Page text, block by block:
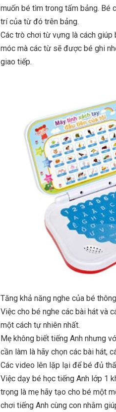
muốn bé tìm trong tấm bảng. Bé
trí của từ đó trên bảng.
Các trò chơi từ vựng là cách
móc mà các từ sẽ được bé ghi
giao tiếp.
Tăng khả năng nghe của bé
Việc cho bé nghe các bài hát và
một cách tự nhiên nhất.
Mẹ không biết tiếng Anh nhưng
cần làm là hãy chọn các bài hát,
Các video lên lặp lại để bé đủ
Việc dạy bé học tiếng Anh lớp 1
trọng là mẹ hãy tạo cho bé một
chơi tiếng Anh cùng con nhằm